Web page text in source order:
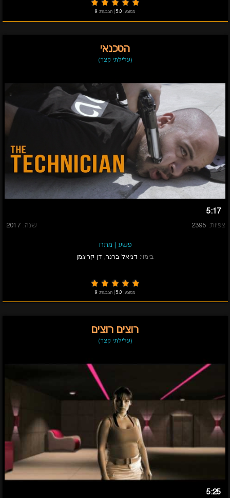
ממוצע: 5.0 הצבעות: 9
הטכנאי
(עלילתי קצר)
5:17
צפיות: 2395 שנה: 2017
פשע | מתח
בימוי: דניאל ברנר, דן קריגמן
ממוצע: 5.0 הצבעות: 9
רוצים רוצים
(עלילתי קצר)
5:25